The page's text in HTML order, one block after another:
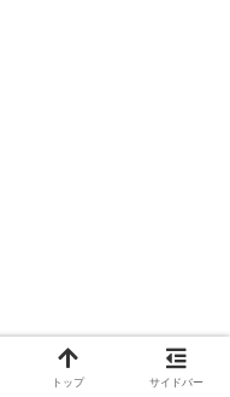
トップ サイドバー